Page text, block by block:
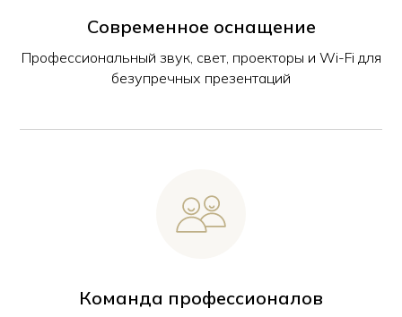
Современное оснащение
Профессиональный звук, свет, проекторы и Wi-Fi для
безупречных презентаций
Команда профессионалов